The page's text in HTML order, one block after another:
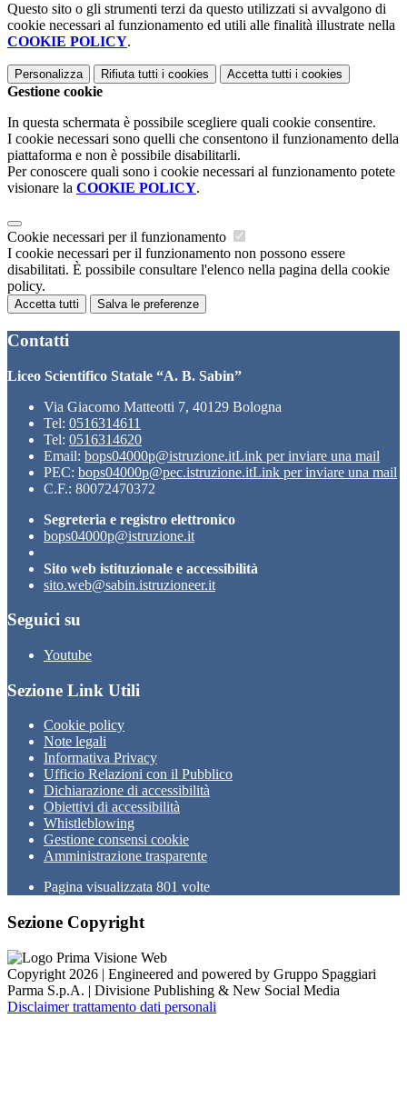
Questo sito o gli strumenti terzi da questo utilizzati si avvalgono di
cookie necessari al funzionamento ed utili alle finalità illustrate nella
COOKIE POLICY.
Personalizza Rifiuta tutti i cookies Accetta tutti i cookies
Gestione cookie
In questa schermata è possibile scegliere quali cookie consentire.
I cookie necessari sono quelli che consentono il funzionamento della
piattaforma e non è possibile disabilitarli.
Per conoscere quali sono i cookie necessari al funzionamento potete
visionare la COOKIE POLICY.
Cookie necessari per il funzionamento
I cookie necessari per il funzionamento non possono essere
disabilitati. È possibile consultare l'elenco nella pagina della cookie
policy.
Accetta tutti Salva le preferenze
Contatti
Liceo Scientifico Statale “A. B. Sabin”
Via Giacomo Matteotti 7, 40129 Bologna
Tel: 0516314611
Tel: 0516314620
Email: bops04000p@istruzione.itLink per inviare una mail
PEC: bops04000p@pec.istruzione.itLink per inviare una mail
C.F.: 80072470372
Segreteria e registro elettronico
bops04000p@istruzione.it
Sito web istituzionale e accessibilità
sito.web@sabin.istruzioneer.it
Seguici su
Youtube
Sezione Link Utili
Cookie policy
Note legali
Informativa Privacy
Ufficio Relazioni con il Pubblico
Dichiarazione di accessibilità
Obiettivi di accessibilità
Whistleblowing
Gestione consensi cookie
Amministrazione trasparente
Pagina visualizzata 801 volte
Sezione Copyright
Copyright 2026 | Engineered and powered by Gruppo Spaggiari
Parma S.p.A. | Divisione Publishing & New Social Media
Disclaimer trattamento dati personali